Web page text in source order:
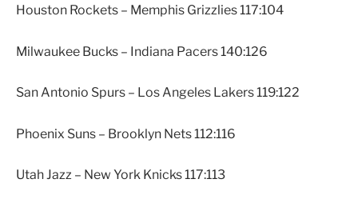
Houston Rockets – Memphis Grizzlies 117:104
Milwaukee Bucks – Indiana Pacers 140:126
San Antonio Spurs – Los Angeles Lakers 119:122
Phoenix Suns – Brooklyn Nets 112:116
Utah Jazz – New York Knicks 117:113